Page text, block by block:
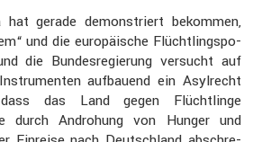
hat gerade demons­triert bekommen,
und die europäi­sche Flücht­lings­po­
die Bundes­re­gie­rung versucht auf
aufbauend ein Asylrecht
das Land gegen Flücht­linge
durch Andro­hung von Hunger und